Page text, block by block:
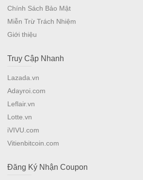
Chính Sách Bảo Mật
Miễn Trừ Trách Nhiệm
Giới thiệu
Truy Cập Nhanh
Lazada.vn
Adayroi.com
Leflair.vn
Lotte.vn
iVIVU.com
Vitienbitcoin.com
Đăng Ký Nhận Coupon